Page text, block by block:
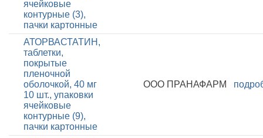
ячейковые
контурные (3),
пачки картонные
АТОРВАСТАТИН,
таблетки,
покрытые
пленочной
оболочкой, 40 мг
10 шт., упаковки
ячейковые
контурные (9),
пачки картонные
ООО ПРАНАФАРМ